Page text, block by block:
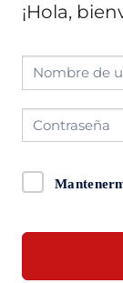
¡Hola,